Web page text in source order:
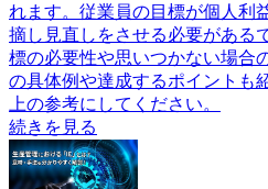
れます。従業員の目標が個人利
摘し見直しをさせる必要がある
標の必要性や思いつかない場合
の具体例や達成するポイントも
上の参考にしてください。
続きを見る